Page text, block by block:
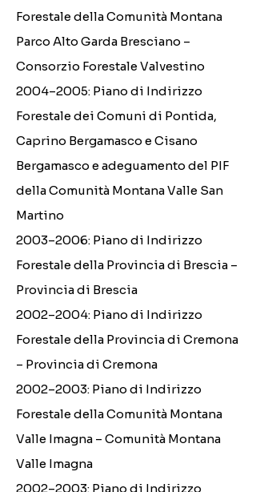
Forestale della Comunità Montana
Parco Alto Garda Bresciano –
Consorzio Forestale Valvestino
2004–2005: Piano di Indirizzo
Forestale dei Comuni di Pontida,
Caprino Bergamasco e Cisano
Bergamasco e adeguamento del PIF
della Comunità Montana Valle San
Martino
2003–2006: Piano di Indirizzo
Forestale della Provincia di Brescia –
Provincia di Brescia
2002–2004: Piano di Indirizzo
Forestale della Provincia di Cremona
– Provincia di Cremona
2002–2003: Piano di Indirizzo
Forestale della Comunità Montana
Valle Imagna – Comunità Montana
Valle Imagna
2002–2003: Piano di Indirizzo